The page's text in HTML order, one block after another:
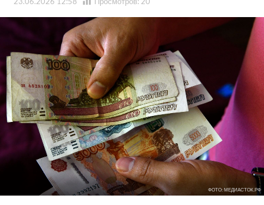
ФОТО: МЕДИАСТОК.РФ